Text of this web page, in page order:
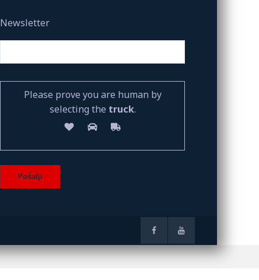
Newsletter
Please prove you are human by
selecting the truck.